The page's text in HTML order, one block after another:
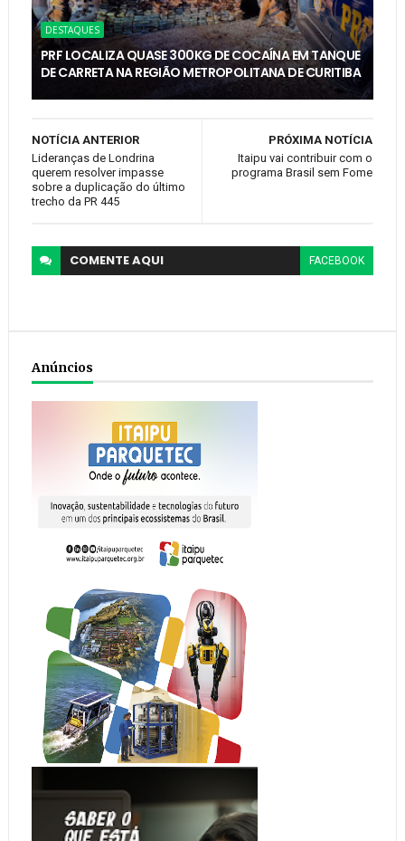
DESTAQUES
PRF LOCALIZA QUASE 300KG DE COCAÍNA EM TANQUE
DE CARRETA NA REGIÃO METROPOLITANA DE CURITIBA
PRÓXIMA NOTÍCIA
Itaipu vai contribuir com o
programa Brasil sem Fome
NOTÍCIA ANTERIOR
Lideranças de Londrina
querem resolver impasse
sobre a duplicação do último
trecho da PR 445
COMENTEAQUI FACEBOOK
Anúncios